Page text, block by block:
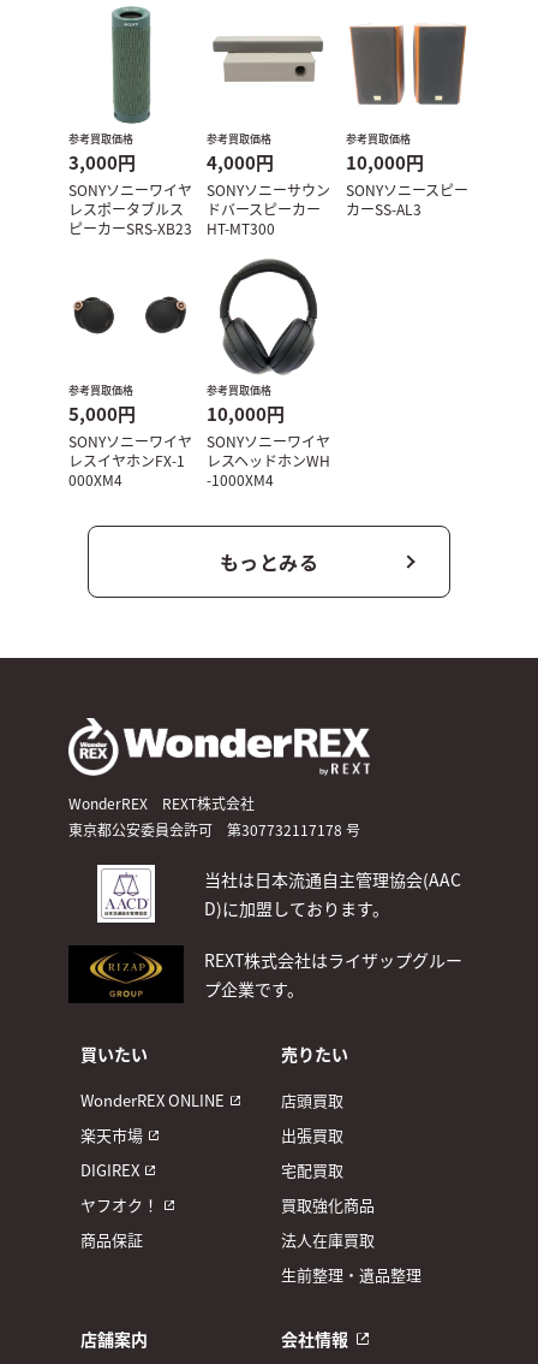
参考買取価格
3,000円
SONYソニーワイヤ
レスポータブルス
ピーカーSRS-XB23
参考買取価格
4,000円
SONYソニーサウン
ドバースピーカー
HT-MT300
参考買取価格
10,000円
SONYソニースピー
カーSS-AL3
参考買取価格
5,000円
SONYソニーワイヤ
レスイヤホンFX-1
000XM4
参考買取価格
10,000円
SONYソニーワイヤ
レスヘッドホンWH
-1000XM4
もっとみる
WonderREX REXT株式会社
東京都公安委員会許可 第307732117178 号
当社は日本流通自主管理協会(AAC
D)に加盟しております。
REXT株式会社はライザップグルー
プ企業です。
買いたい
WonderREX ONLINE
楽天市場
DIGIREX
ヤフオク！
商品保証
売りたい
店頭買取
出張買取
宅配買取
買取強化商品
法人在庫買取
生前整理・遺品整理
店舗案内 会社情報